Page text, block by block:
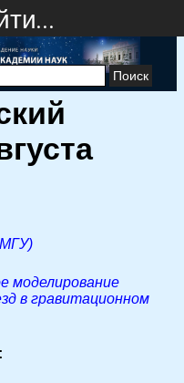
моделирование
в гравитационном